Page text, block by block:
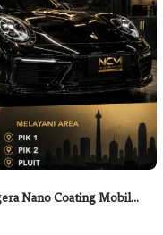
Nano Coating Mobil…